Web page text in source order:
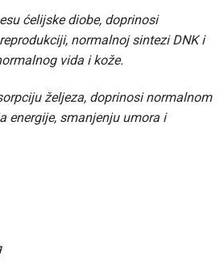
ćelijske diobe, doprinosi
normalnoj sintezi DNK i
vida i kože.
željeza, doprinosi normalnom
energije, smanjenju umora i